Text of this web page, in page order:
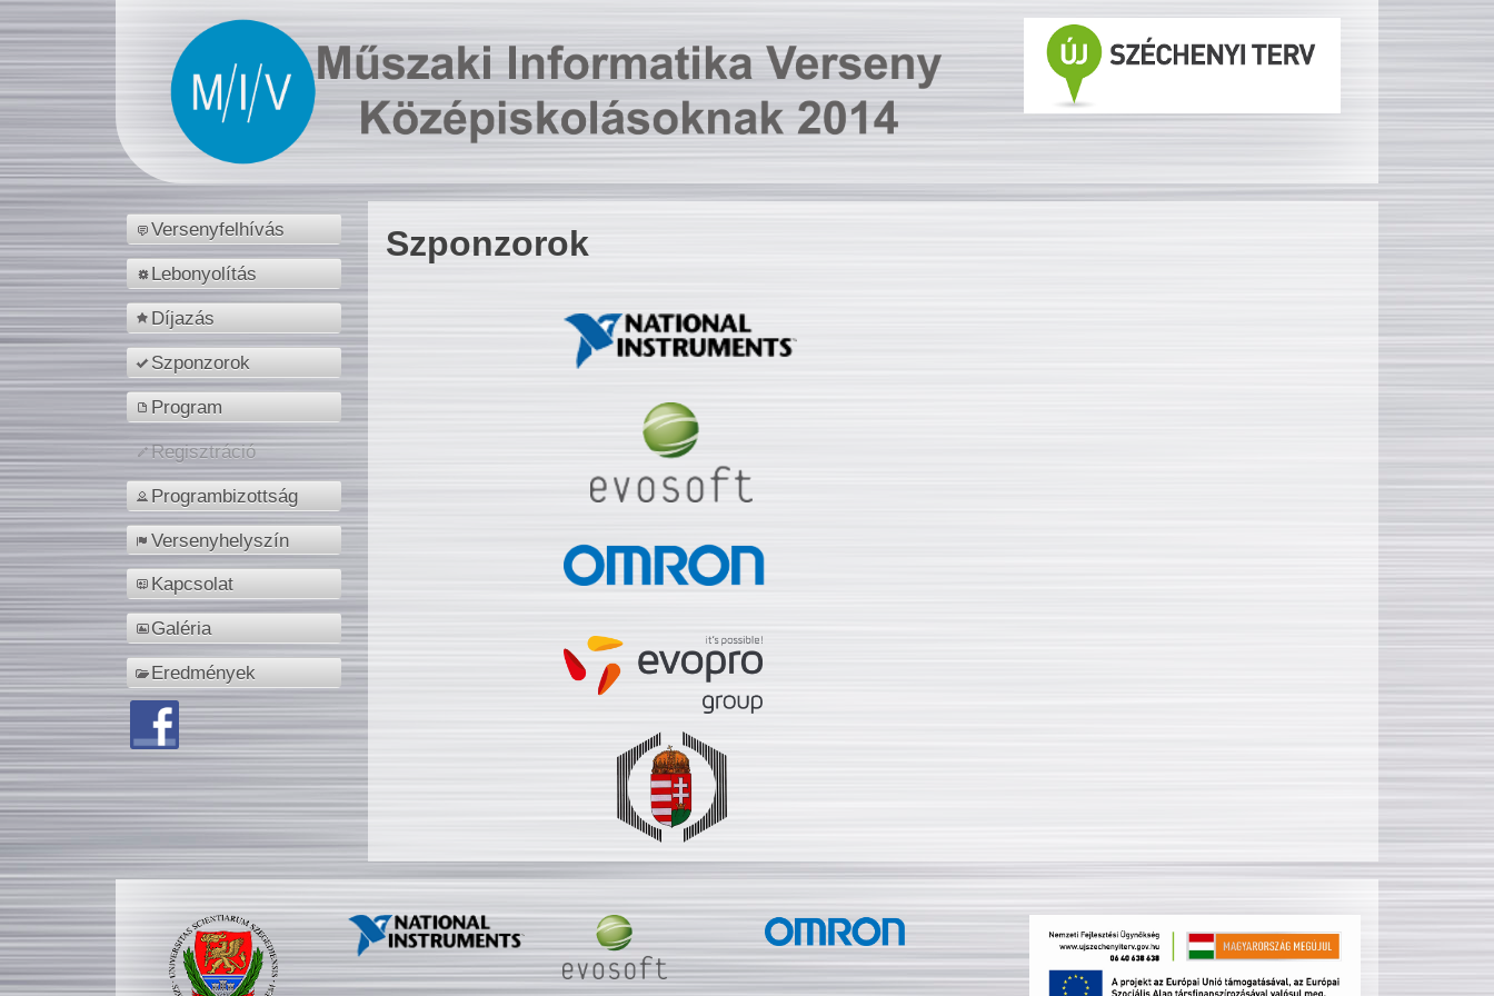
Versenyfelhívás
Lebonyolítás
Díjazás
Szponzorok
Program
Regisztráció
Programbizottság
Versenyhelyszín
Kapcsolat
Galéria
Eredmények
Szponzorok